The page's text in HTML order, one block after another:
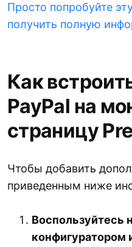
Просто попробуйте
получить полную
Как
PayPal на
страницу
Чтобы добавить
приведенным ниже
Воспользуйтесь
конфигуратором